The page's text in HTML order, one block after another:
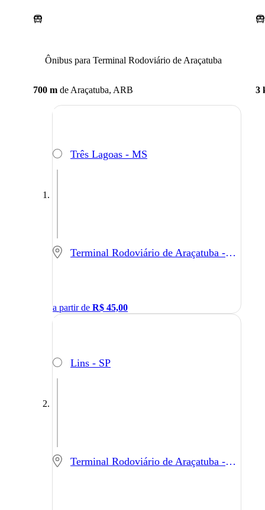
Ônibus para Terminal Rodoviário de Araçatuba
700 m de Araçatuba, ARB
Três Lagoas - MS
Terminal Rodoviário de Araçatuba - Araçatuba - SP
a partir de R$ 45,00
Lins - SP
Terminal Rodoviário de Araçatuba - Araçatuba - SP
3